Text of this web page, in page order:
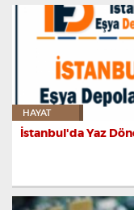
HAYAT
İstanbul'da Yaz